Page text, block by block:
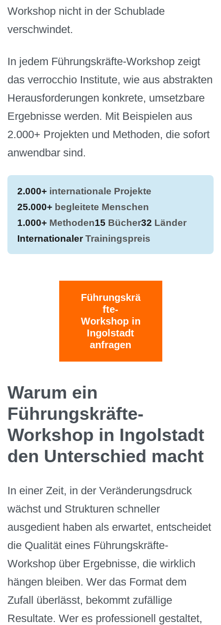
Workshop nicht in der Schublade
verschwindet.
In jedem Führungskräfte-Workshop zeigt
das verrocchio Institute, wie aus abstrakten
Herausforderungen konkrete, umsetzbare
Ergebnisse werden. Mit Beispielen aus
2.000+ Projekten und Methoden, die sofort
anwendbar sind.
2.000+ internationale Projekte
25.000+ begleitete Menschen
1.000+ Methoden15 Bücher32 Länder
InternationalerTrainingspreis
Führungskrä
fte-
Workshop in
Ingolstadt
anfragen
Warum ein
Führungskräfte-
Workshop in Ingolstadt
den Unterschied macht
In einer Zeit, in der Veränderungsdruck
wächst und Strukturen schneller
ausgedient haben als erwartet, entscheidet
die Qualität eines Führungskräfte-
Workshop über Ergebnisse, die wirklich
hängen bleiben. Wer das Format dem
Zufall überlässt, bekommt zufällige
Resultate. Wer es professionell gestaltet,